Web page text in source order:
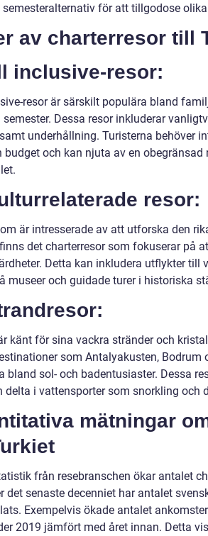
semesteralternativ för att tillgodose
av charterresor till
inclusive-resor:
resor är särskilt populära bland
Dessa resor inkluderar
underhållning. Turisterna behöver
budget och kan njuta av en obegränsad
resor:
är intresserade av att utforska den
det charterresor som fokuserar på
Detta kan inkludera utflykter till
museer och guidade turer i historiska
känt för sina vackra stränder och
som Antalyakusten, Bodrum
bland sol- och badentusiaster. Dessa
delta i vattensporter som snorkling och
mätningar
från resebranschen ökar antalet
det senaste decenniet har antalet
Exempelvis ökade antalet
2019 jämfört med året innan. Detta